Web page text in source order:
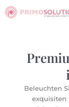
Beleuchten
exquisiten